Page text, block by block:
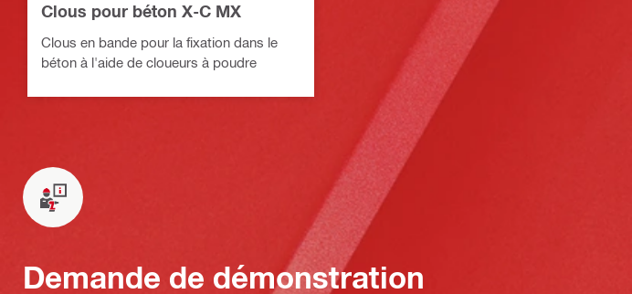
Clous pour béton X-C MX
Clous en bande pour la fixation dans le
béton à l'aide de cloueurs à poudre
Demande de démonstration